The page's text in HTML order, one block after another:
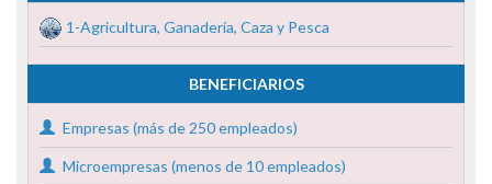
1-Agricultura, Ganadería, Caza y Pesca
BENEFICIARIOS
Empresas (más de 250 empleados)
Microempresas (menos de 10 empleados)